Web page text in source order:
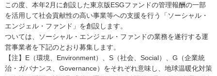
この度、本年2月に創設した東京版ESGファンドの管理報酬の一部
を活用して社会貢献性の高い事業等への支援を行う「ソーシャル・
エンジェル・ファンド」を創設します。
ついては、ソーシャル・エンジェル・ファンドの業務を遂行する運
営事業者を下記のとおり募集します。
【注】E（環境、Environment）、S（社会、Social）、G（企業統
治・ガバナンス、Governance）をそれぞれ意味し、地球温暖化対策